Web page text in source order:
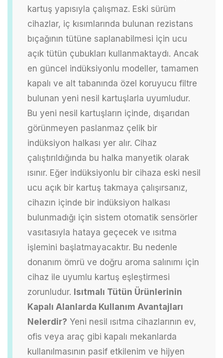
kartuş yapısıyla çalışmaz. Eski sürüm
cihazlar, iç kısımlarında bulunan rezistans
bıçağının tütüne saplanabilmesi için ucu
açık tütün çubukları kullanmaktaydı. Ancak
en güncel indüksiyonlu modeller, tamamen
kapalı ve alt tabanında özel koruyucu filtre
bulunan yeni nesil kartuşlarla uyumludur.
Bu yeni nesil kartuşların içinde, dışarıdan
görünmeyen paslanmaz çelik bir
indüksiyon halkası yer alır. Cihaz
çalıştırıldığında bu halka manyetik olarak
ısınır. Eğer indüksiyonlu bir cihaza eski nesil
ucu açık bir kartuş takmaya çalışırsanız,
cihazın içinde bir indüksiyon halkası
bulunmadığı için sistem otomatik sensörler
vasıtasıyla hataya geçecek ve ısıtma
işlemini başlatmayacaktır. Bu nedenle
donanım ömrü ve doğru aroma salınımı için
cihaz ile uyumlu kartuş eşleştirmesi
zorunludur. Isıtmalı Tütün Ürünlerinin
Kapalı Alanlarda Kullanım Avantajları
Nelerdir? Yeni nesil ısıtma cihazlarının ev,
ofis veya araç gibi kapalı mekanlarda
kullanılmasının pasif etkilenim ve hijyen